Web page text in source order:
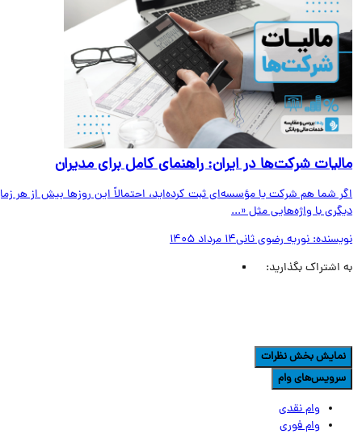
شرکت‌ها در ایران: راهنمای کامل برای مدیران
شما هم شرکت یا مؤسسه‌ای ثبت کرده‌اید، احتمالاً این روزها بیش از هر زمان
با واژه‌هایی مثل «...
نوریه رضوی ثانی14 مرداد 1405
اشتراک بگذارید:
بخش نظرات
وام
وام نقدی
وام فوری